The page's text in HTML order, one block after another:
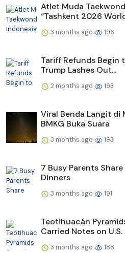
Atlet Muda
“Tashkent 2026
3 months ago 196
Tariff Refunds Begin
Trump Lashes Out...
2 months ago 193
Viral Benda Langit di
BMKG Buka Suara
3 months ago 193
7 Busy Parents
Dinners
3 months ago 191
Teotihuacán
Carried Notes on U.S.
3 months ago 188